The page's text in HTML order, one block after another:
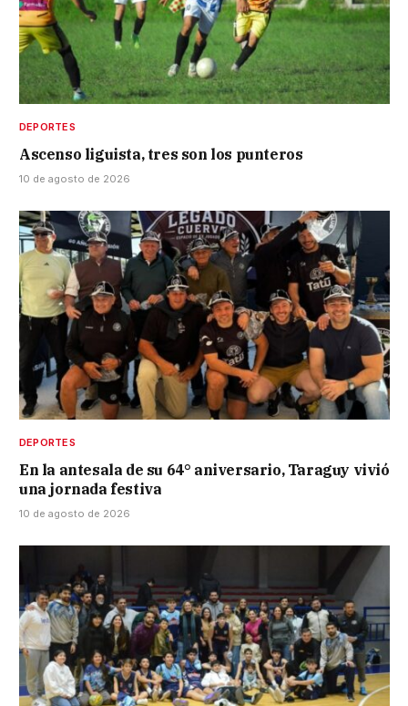
DEPORTES
Ascenso liguista, tres son los punteros
10 de agosto de 2026
DEPORTES
En la antesala de su 64° aniversario, Taraguy vivió
una jornada festiva
10 de agosto de 2026